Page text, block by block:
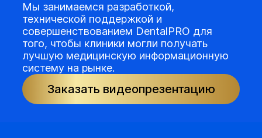
Мы занимаемся разработкой,
технической поддержкой и
совершенствованием DentalPRO для
того, чтобы клиники могли получать
лучшую медицинскую информационную
систему на рынке.
Заказать видеопрезентацию